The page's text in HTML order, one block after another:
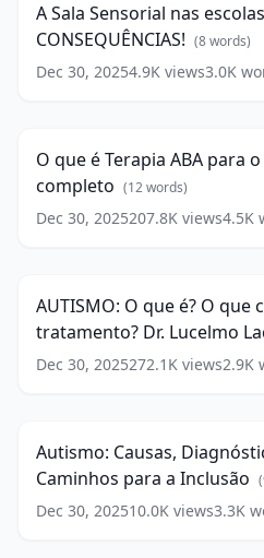
(13
words)
escolas
e
suas
CONSEQUÊNCIAS!
A Sala Sensorial nas
CONSEQUÊNCIAS! (8words)
Dec 30, 20254.9K views3.0K
O
ABA
para
o
Autismo
vídeo
completo
words)
O que é Terapia ABA para
completo (12words)
Dec 30, 2025207.8K views4.5K
AUTISMO:
O
que
causa?
Qual
tratamento?
Dr.
Lucelmo
Lacerda
(14
AUTISMO: O que é? O que
tratamento? Dr. Lucelmo
Dec 30, 2025272.1K views2.9K
Autismo:
e
Caminhos
para
a
Autismo: Causas,
Caminhos para a Inclusão (
Dec 30, 202510.0K views3.3K